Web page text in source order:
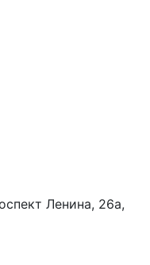
Ленина, 26а,